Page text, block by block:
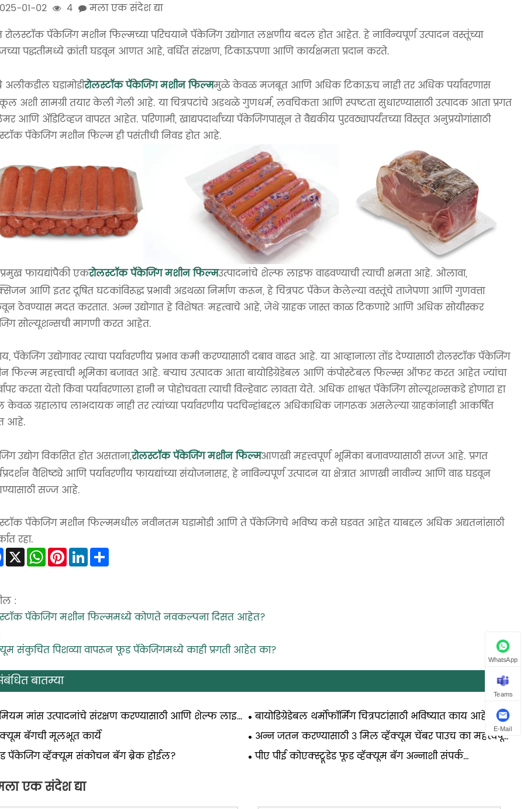
01-02 4
मला एक संदेश द्या
रोलस्टॉक पॅकेजिंग मशीन फिल्मच्या परिचयाने पॅकेजिंग उद्योगात लक्षणीय बदल होत आहेत. हे नाविन्यपूर्ण उत्पादन वस्तूंच्या
पद्धतीमध्ये क्रांती घडवून आणत आहे, वर्धित संरक्षण, टिकाऊपणा आणि कार्यक्षमता प्रदान करते.
अलीकडील घडामोडीरोलस्टॉक पॅकेजिंग मशीन फिल्ममुळे केवळ मजबूत आणि अधिक टिकाऊच नाही तर अधिक पर्यावरणास
अशी सामग्री तयार केली गेली आहे. या चित्रपटांचे अडथळे गुणधर्म, लवचिकता आणि स्पष्टता सुधारण्यासाठी उत्पादक आता प्रगत
आणि ॲडिटिव्हज वापरत आहेत. परिणामी, खाद्यपदार्थांच्या पॅकेजिंगपासून ते वैद्यकीय पुरवठ्यापर्यंतच्या विस्तृत अनुप्रयोगांसाठी
पॅकेजिंग मशीन फिल्म ही पसंतीची निवड होत आहे.
फायद्यांपैकी एकरोलस्टॉक पॅकेजिंग मशीन फिल्मउत्पादनांचे शेल्फ लाइफ वाढवण्याची त्याची क्षमता आहे. ओलावा,
आणि इतर दूषित घटकांविरूद्ध प्रभावी अडथळा निर्माण करून, हे चित्रपट पॅकेज केलेल्या वस्तूंचे ताजेपणा आणि गुणवत्ता
ठेवण्यास मदत करतात. अन्न उद्योगात हे विशेषतः महत्वाचे आहे, जेथे ग्राहक जास्त काळ टिकणारे आणि अधिक सोयीस्कर
सोल्यूशन्सची मागणी करत आहेत.
पॅकेजिंग उद्योगावर त्याचा पर्यावरणीय प्रभाव कमी करण्यासाठी दबाव वाढत आहे. या आव्हानाला तोंड देण्यासाठी रोलस्टॉक पॅकेजिंग
फिल्म महत्त्वाची भूमिका बजावत आहे. बऱ्याच उत्पादक आता बायोडिग्रेडेबल आणि कंपोस्टेबल फिल्म्स ऑफर करत आहेत ज्यांचा
करता येतो किंवा पर्यावरणाला हानी न पोहोचवता त्याची विल्हेवाट लावता येते. अधिक शाश्वत पॅकेजिंग सोल्यूशन्सकडे होणारा हा
ग्रहालाच लाभदायक नाही तर त्यांच्या पर्यावरणीय पदचिन्हांबद्दल अधिकाधिक जागरूक असलेल्या ग्राहकांनाही आकर्षित
आहे.
उद्योग विकसित होत असताना,रोलस्टॉक पॅकेजिंग मशीन फिल्मआणखी महत्त्वपूर्ण भूमिका बजावण्यासाठी सज्ज आहे. प्रगत
वैशिष्ट्ये आणि पर्यावरणीय फायद्यांच्या संयोजनासह, हे नाविन्यपूर्ण उत्पादन या क्षेत्रात आणखी नावीन्य आणि वाढ घडवून
सज्ज आहे.
पॅकेजिंग मशीन फिल्ममधील नवीनतम घडामोडी आणि ते पॅकेजिंगचे भविष्य कसे घडवत आहेत याबद्दल अधिक अद्यतनांसाठी
रहा.
Facebook
X WhatsApp
PinterestLinkedIn
:
पॅकेजिंग मशीन फिल्ममध्ये कोणते नवकल्पना दिसत आहेत?
संकुचित पिशव्या वापरून फूड पॅकेजिंगमध्ये काही प्रगती आहेत का?
बातम्या
मांस उत्पादनांचे संरक्षण करण्यासाठी आणि शेल्फ लाइफ
बोन गार्ड मीट श्रिंक बॅग का आवश्यक आहेत
बायोडिग्रेडेबल थर्मोफॉर्मिंग चित्रपटांसाठी भविष्यात काय आहे
बॅगची मूलभूत कार्ये
अन्न जतन करण्यासाठी 3 मिल व्हॅक्यूम चेंबर पाउच का महत्त्वपूर्ण
आहेत?
पॅकेजिंग व्हॅक्यूम संकोचन बॅग ब्रेक होईल?
पीए पीई कोएक्स्ट्रूडेड फूड व्हॅक्यूम बॅग अन्नाशी संपर्क
एक संदेश द्या
WhatsApp
Teams
E-Mail